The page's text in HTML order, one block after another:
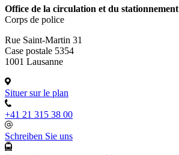
Office de la circulation et du stationnement
Corps de police
Rue Saint-Martin 31
Case postale 5354
1001 Lausanne
Situer sur le plan
+41 21 315 38 00
Schreiben Sie uns